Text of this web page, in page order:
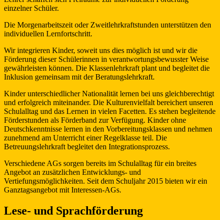
einzelner Schüler.
Die Morgenarbeitszeit oder Zweitlehrkraftstunden unterstützen den
individuellen Lernfortschritt.
Wir integrieren Kinder, soweit uns dies möglich ist und wir die
Förderung dieser Schülerinnen in verantwortungsbewusster Weise
gewährleisten können. Die Klassenlehrkraft plant und begleitet die
Inklusion gemeinsam mit der Beratungslehrkraft.
Kinder unterschiedlicher Nationalität lernen bei uns gleichberechtigt
und erfolgreich miteinander. Die Kulturenvielfalt bereichert unseren
Schulalltag und das Lernen in vielen Facetten. Es stehen begleitende
Förderstunden als Förderband zur Verfügung. Kinder ohne
Deutschkenntnisse lernen in den Vorbereitungsklassen und nehmen
zunehmend am Unterricht einer Regelklasse teil. Die
Betreuungslehrkraft begleitet den Integrationsprozess.
Verschiedene AGs sorgen bereits im Schulalltag für ein breites
Angebot an zusätzlichen Entwicklungs- und
Vertiefungsmöglichkeiten. Seit dem Schuljahr 2015 bieten wir ein
Ganztagsangebot mit Interessen-AGs.
Lese- und Sprachförderung